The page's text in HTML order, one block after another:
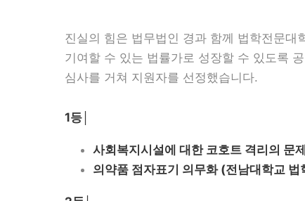
진실의 힘은 법무법인 경과 함께 법학전문대
기여할 수 있는 법률가로 성장할 수 있도록
심사를 거쳐 지원자를 선정했습니다.
1등│
사회복지시설에 대한 코호트 격리의 문
의약품 점자표기 의무화 (전남대학교 법